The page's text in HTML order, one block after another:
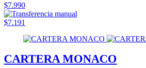
$7.990
$7.191
CARTERA MONACO